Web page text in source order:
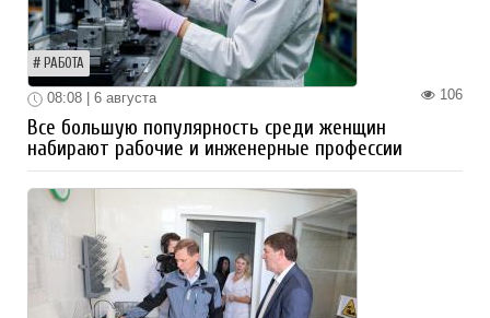
РАБОТА
106
08:08 | 6 августа
Все большую популярность среди женщин
набирают рабочие и инженерные профессии